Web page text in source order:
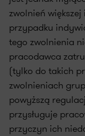
zwolnień
przypadku
tego zwolnienia
pracodawca
(tylko do takich
zwolnieniach
powyższą
przysługuje
przyczyn ich